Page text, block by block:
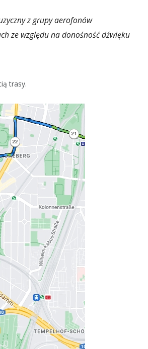
z grupy aerofonów
ze względu na donośność dźwięku
trasy.